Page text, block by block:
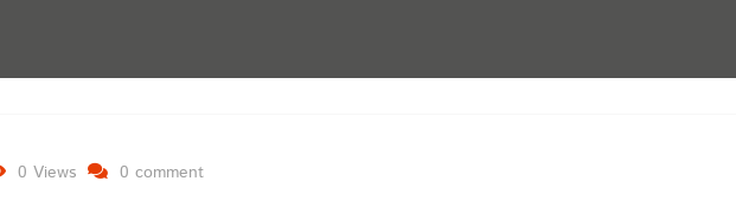
0 Views 0 comment